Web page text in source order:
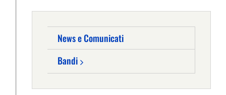
News e Comunicati
Bandi